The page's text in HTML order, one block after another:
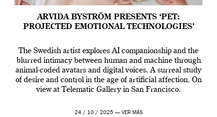
ARVIDA BYSTRÖM PRESENTS ‘PET:
PROJECTED EMOTIONAL TECHNOLOGIES’
The Swedish artist explores AI companionship and the
blurred intimacy between human and machine through
animal-coded avatars and digital voices. A surreal study
of desire and control in the age of artificial affection. On
view at Telematic Gallery in San Francisco.
24 / 10 / 2025 — VER MÁS